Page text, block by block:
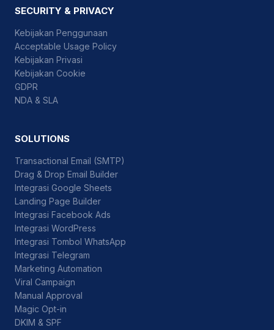
SECURITY & PRIVACY
Kebijakan Penggunaan
Acceptable Usage Policy
Kebijakan Privasi
Kebijakan Cookie
GDPR
NDA & SLA
SOLUTIONS
Transactional Email (SMTP)
Drag & Drop Email Builder
Integrasi Google Sheets
Landing Page Builder
Integrasi Facebook Ads
Integrasi WordPress
Integrasi Tombol WhatsApp
Integrasi Telegram
Marketing Automation
Viral Campaign
Manual Approval
Magic Opt-in
DKIM & SPF